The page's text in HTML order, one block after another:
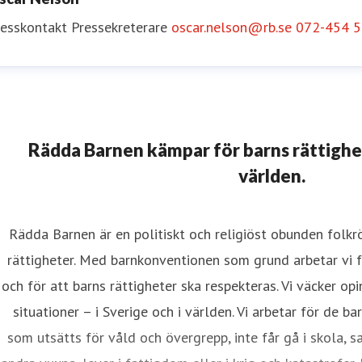
PressekreterareSvenska Frågor
Pressekreterare oscar.nelson@rb.se 072-454
Rädda Barnen kämpar för barns
världen.
Rädda Barnen är en politiskt och religiöst obunden
rättigheter. Med barnkonventionen som grund arbetar
och för att barns rättigheter ska respekteras. Vi väcker
situationer – i Sverige och i världen. Vi arbetar för de
som utsätts för våld och övergrepp, inte får gå i skola,